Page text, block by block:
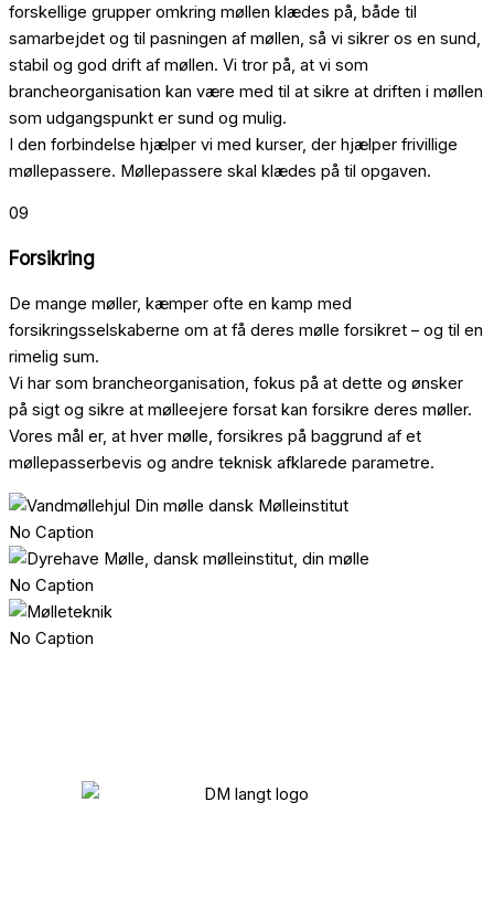
forskellige grupper omkring møllen klædes på, både til
samarbejdet og til pasningen af møllen, så vi sikrer os en sund,
stabil og god drift af møllen. Vi tror på, at vi som
brancheorganisation kan være med til at sikre at driften i møllen
som udgangspunkt er sund og mulig.
I den forbindelse hjælper vi med kurser, der hjælper frivillige
møllepassere. Møllepassere skal klædes på til opgaven.
09
Forsikring
De mange møller, kæmper ofte en kamp med
forsikringsselskaberne om at få deres mølle forsikret – og til en
rimelig sum.
Vi har som brancheorganisation, fokus på at dette og ønsker
på sigt og sikre at mølleejere forsat kan forsikre deres møller.
Vores mål er, at hver mølle, forsikres på baggrund af et
møllepasserbevis og andre teknisk afklarede parametre.
No Caption
No Caption
No Caption